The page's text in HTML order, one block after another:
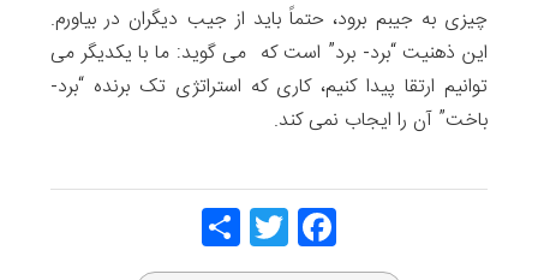
چیزی به جیبم برود، حتماً باید از جیب دیگران در بیاورم.
این ذهنیت “برد- برد” است که می گوید: ما با یکدیگر می
توانیم ارتقا پیدا کنیم، کاری که استراتژی تک برنده “برد-
باخت” آن را ایجاب نمی کند.
Face
book
Twitt
er